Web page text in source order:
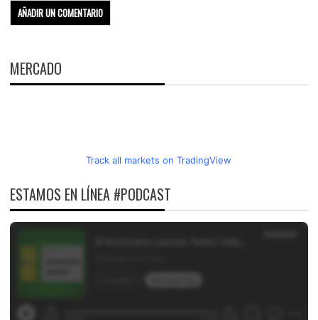
MERCADO
Track all markets on TradingView
ESTAMOS EN LÍNEA #PODCAST